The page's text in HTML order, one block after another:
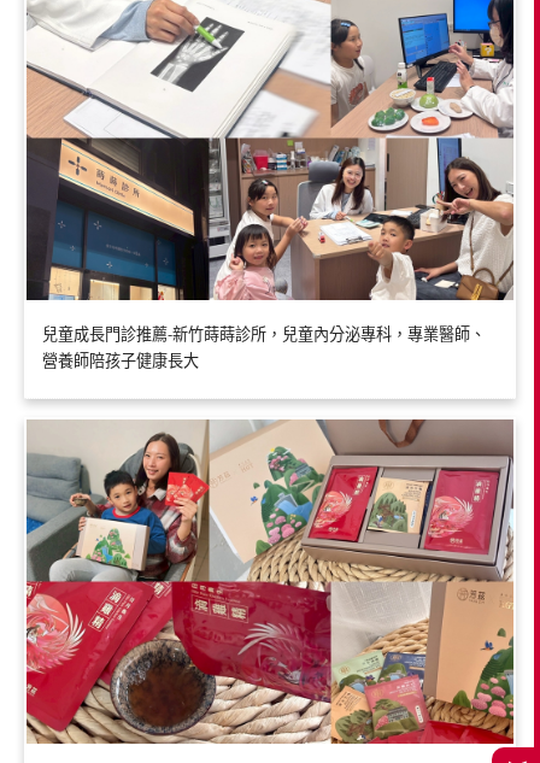
兒童成長門診推薦-新竹蒔蒔診所，兒童內分泌專科，專業醫師、
營養師陪孩子健康長大